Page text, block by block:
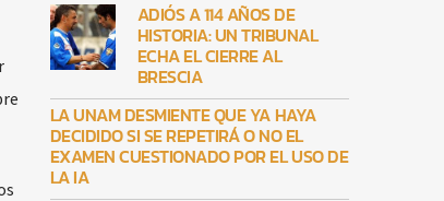
ADIÓS A 114 AÑOS DE
HISTORIA: UN TRIBUNAL
ECHA EL CIERRE AL
BRESCIA
LA UNAM DESMIENTE QUE YA HAYA
DECIDIDO SI SE REPETIRÁ O NO EL
EXAMEN CUESTIONADO POR EL USO DE
LA IA